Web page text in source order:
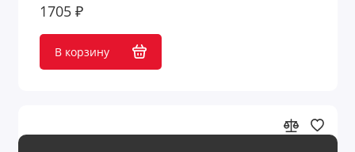
1705 ₽
В корзину